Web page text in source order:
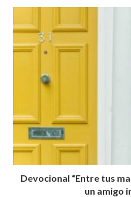
Devocional “Entre tus
un amigo